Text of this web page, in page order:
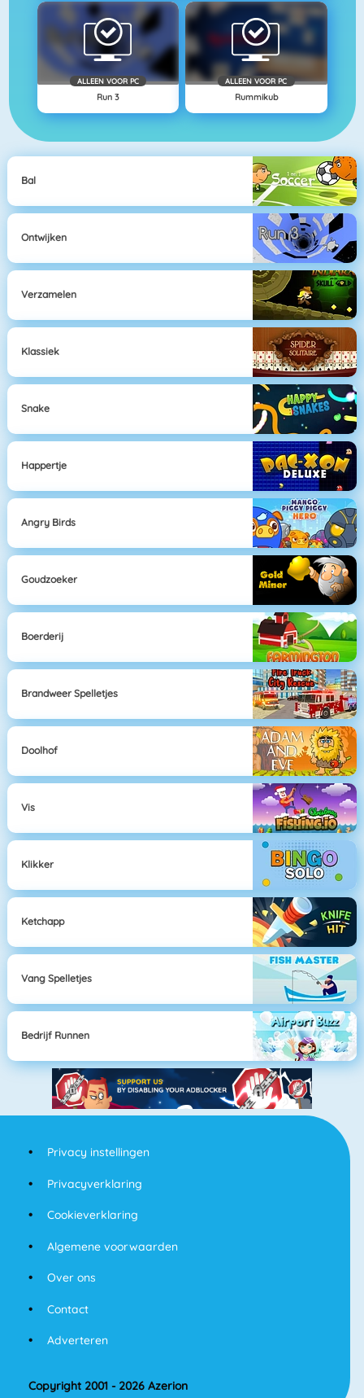
ALLEEN VOOR PC
Run 3
ALLEEN VOOR PC
Rummikub
Bal
Ontwijken
Verzamelen
Klassiek
Snake
Happertje
Angry Birds
Goudzoeker
Boerderij
Brandweer Spelletjes
Doolhof
Vis
Klikker
Ketchapp
Vang Spelletjes
Bedrijf Runnen
Privacy instellingen
Privacyverklaring
Cookieverklaring
Algemene voorwaarden
Over ons
Contact
Adverteren
Copyright 2001 - 2026 Azerion